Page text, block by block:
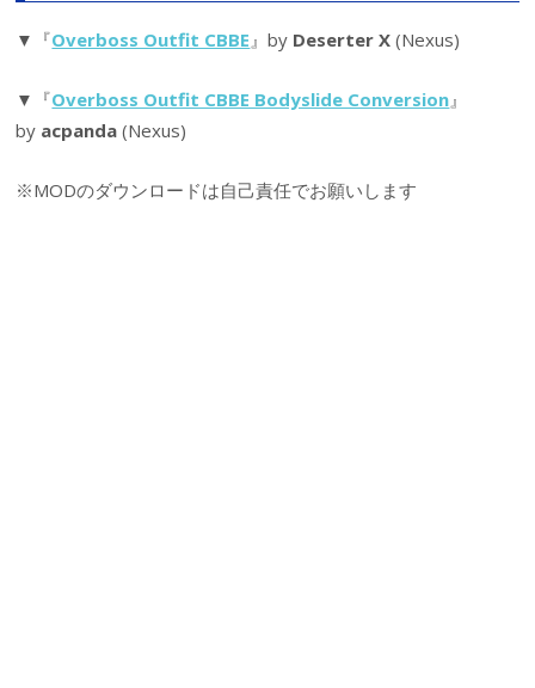
▼『Overboss Outfit CBBE 』by Deserter X (Nexus)
▼『Overboss Outfit CBBE Bodyslide Conversion』
by acpanda (Nexus)
※MODのダウンロードは自己責任でお願いします